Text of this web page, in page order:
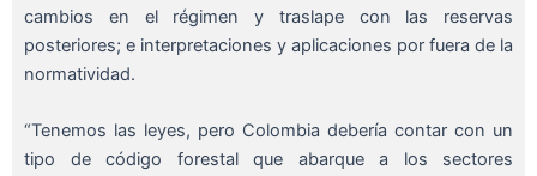
cambios en el régimen y traslape con las reservas
posteriores; e interpretaciones y aplicaciones por fuera de la
normatividad.
“Tenemos las leyes, pero Colombia debería contar con un
tipo de código forestal que abarque a los sectores